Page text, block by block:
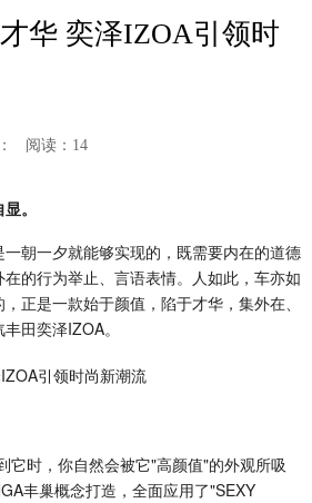
华 奕泽IZOA引领时
阅读：14
。
朝一夕就能够实现的，既需要内在的道德
的行为举止、言语表情。人如此，车亦如
正是一款始于颜值，陷于才华，集外在、
田奕泽IZOA。
它时，你自然会被它"高颜值"的外观所吸
丰巢概念打造，全面应用了"SEXY